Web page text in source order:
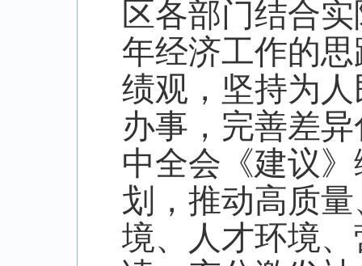
区各部门结合
年经济工作的
绩观，坚持为
办事，完善差
中全会《建议
划，推动高质
境、人才环境